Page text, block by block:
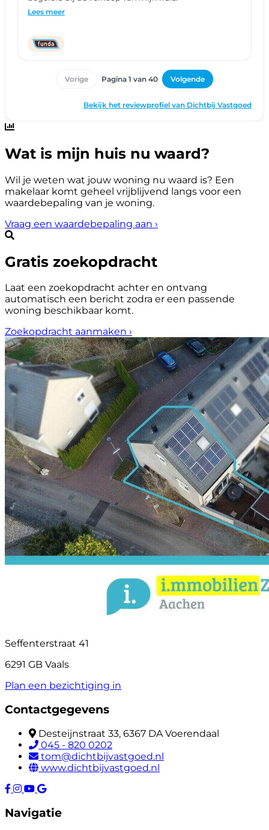
Wat is mijn huis nu waard?
Wil je weten wat jouw woning nu waard is? Een
makelaar komt geheel vrijblijvend langs voor een
waardebepaling van je woning.
Vraag een waardebepaling aan ›
Gratis zoekopdracht
Laat een zoekopdracht achter en ontvang
automatisch een bericht zodra er een passende
woning beschikbaar komt.
Zoekopdracht aanmaken ›
Seffenterstraat 41
6291 GB Vaals
Plan een bezichtiging in
Contactgegevens
Desteijnstraat 33, 6367 DA Voerendaal
045 - 820 0202
tom@dichtbijvastgoed.nl
www.dichtbijvastgoed.nl
Navigatie